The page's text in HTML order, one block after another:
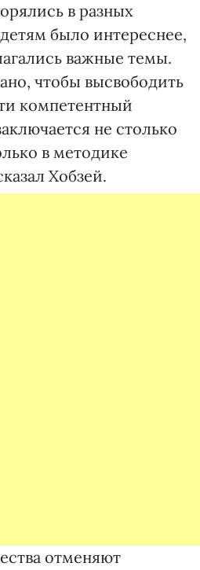
в разных
было интереснее,
важные темы.
чтобы высвободить
компетентный
не столько
в методике
Хобзей.
отменяют